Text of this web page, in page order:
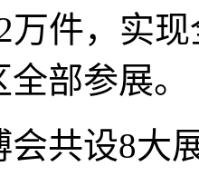
万件，实
部参展。
设8大展